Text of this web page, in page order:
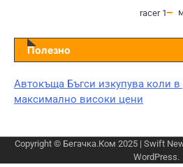
racer 1
Полезно
Автокъща Бъгси изкупува коли
максимално високи цени
Copyright © Бегачка.Ком 2025 | Swift
WordPress.